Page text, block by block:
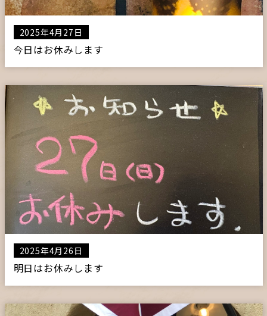
2025年4月27日
今日はお休みします
2025年4月26日
明日はお休みします